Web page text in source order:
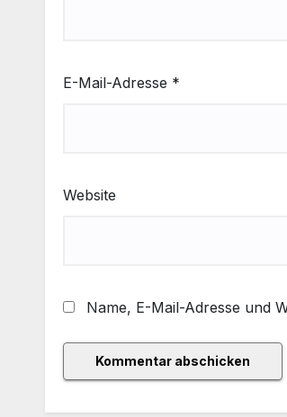
E-Mail-Adresse *
Website
Name, E-Mail-Adresse und